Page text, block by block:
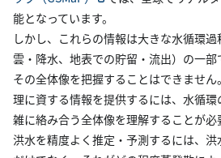
能となっています。
しかし、これらの情報は大きな水循環過
雲・降水、地表での貯留・流出）の一
その全体像を把握することはできませ
理に資する情報を提供するには、水循
雑に絡み合う全体像を理解することが必
洪水を精度よく推定・予測するには、